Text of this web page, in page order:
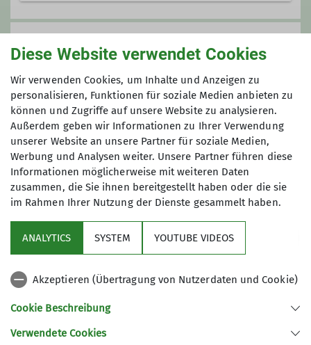
Ämter
Leiter Ortsgruppe Vaihingen (OGV)
Berge aktiv erleben
Um die Freude und Spaß am Bergsport
der Berge mit anderen zu teilen,
bieten wir für Anfänger und
Fortgeschrittene über das ganze Jahr
hinweg eine Vielzahl von
verschiedenen Aktivitäten an.
Hierzu zählen:
Skitouren
Hochtouren
Klettersteig
Sport- u. Alpinklettern
MTB
Wandern
Darüber hinaus legen wir einen
Weiterbildungen mit den
Anfrage senden
Maximale Teilnehmeranzahl
15
Sektion
Kontakt
Diese Website verwendet Cookies
Wir verwenden Cookies, um Inhalte und Anzeigen zu
personalisieren, Funktionen für soziale Medien anbieten zu
können und Zugriffe auf unsere Website zu analysieren.
Außerdem geben wir Informationen zu Ihrer Verwendung
unserer Website an unsere Partner für soziale Medien,
Werbung und Analysen weiter. Unsere Partner führen diese
Informationen möglicherweise mit weiteren Daten
zusammen, die Sie ihnen bereitgestellt haben oder die sie
im Rahmen Ihrer Nutzung der Dienste gesammelt haben.
ANALYTICS SYSTEM YOUTUBE VIDEOS
Akzeptieren (Übertragung von Nutzerdaten und Cookie)
Cookie Beschreibung
Verwendete Cookies